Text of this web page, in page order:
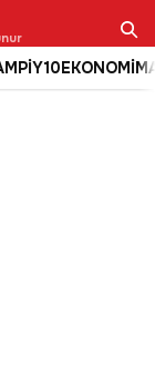
EKONOMİ
Ara